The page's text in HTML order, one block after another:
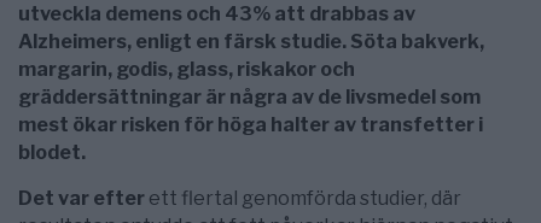
utveckla demens och 43% att drabbas av
Alzheimers, enligt en färsk studie. Söta bakverk,
margarin, godis, glass, riskakor och
gräddersättningar är några av de livsmedel som
mest ökar risken för höga halter av transfetter i
blodet.
Det var efter ett flertal genomförda studier, där